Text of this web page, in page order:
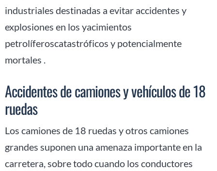
industriales destinadas a evitar accidentes y
explosiones en los yacimientos
petrolíferoscatastróficos y potencialmente
mortales .
Accidentes de camiones y vehículos de 18
ruedas
Los camiones de 18 ruedas y otros camiones
grandes suponen una amenaza importante en la
carretera, sobre todo cuando los conductores